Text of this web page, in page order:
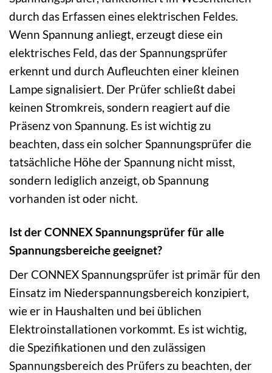
durch das Erfassen eines elektrischen Feldes.
Wenn Spannung anliegt, erzeugt diese ein
elektrisches Feld, das der Spannungsprüfer
erkennt und durch Aufleuchten einer kleinen
Lampe signalisiert. Der Prüfer schließt dabei
keinen Stromkreis, sondern reagiert auf die
Präsenz von Spannung. Es ist wichtig zu
beachten, dass ein solcher Spannungsprüfer die
tatsächliche Höhe der Spannung nicht misst,
sondern lediglich anzeigt, ob Spannung
vorhanden ist oder nicht.
Ist der CONNEX Spannungsprüfer für alle
Spannungsbereiche geeignet?
Der CONNEX Spannungsprüfer ist primär für den
Einsatz im Niederspannungsbereich konzipiert,
wie er in Haushalten und bei üblichen
Elektroinstallationen vorkommt. Es ist wichtig,
die Spezifikationen und den zulässigen
Spannungsbereich des Prüfers zu beachten, der